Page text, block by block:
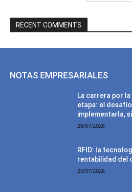
RECENT COMMENTS
NOTAS EMPRESARIALES
La carrera por la
etapa: el
implementarla,
28/07/2026
RFID: la
rentabilidad del
25/07/2026